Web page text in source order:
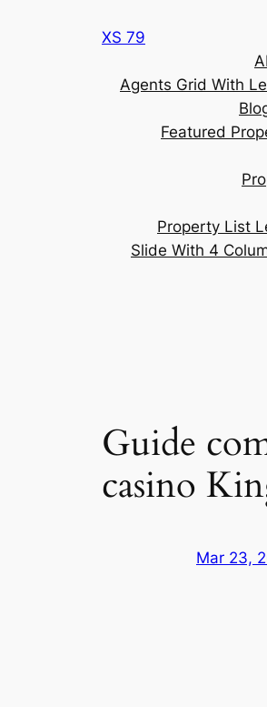
XS 79
Agents Grid With
Featured
Property List
Slide With 4
Guide
casino
Mar 23,